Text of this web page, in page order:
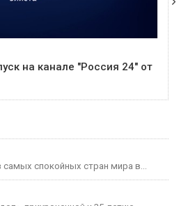
на канале "Россия 24" от
спокойных стран мира в...